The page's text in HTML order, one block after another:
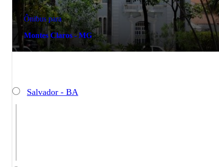
Ônibus para
Montes Claros - MG
Salvador - BA